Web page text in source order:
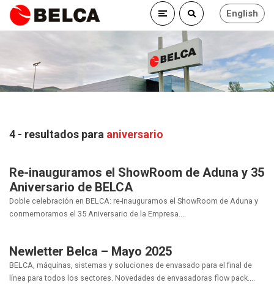
English
4 - resultados para aniversario
Re-inauguramos el ShowRoom de Aduna y 35
Aniversario de BELCA
Doble celebración en BELCA: re-inauguramos el ShowRoom de Aduna y
conmemoramos el 35 Aniversario de la Empresa....
Newletter Belca – Mayo 2025
BELCA, máquinas, sistemas y soluciones de envasado para el final de
línea para todos los sectores. Novedades de envasadoras flow pack....